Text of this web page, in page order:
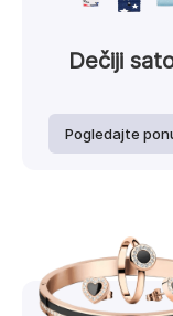
Dečiji
Pogledajte